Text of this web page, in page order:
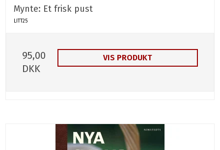
Mynte: Et frisk pust
LITT25
95,00
DKK
VIS PRODUKT